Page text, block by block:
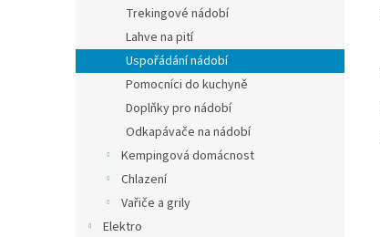
Trekingové nádobí
Lahve na pití
Uspořádání nádobí
Pomocníci do kuchyně
Doplňky pro nádobí
Odkapávače na nádobí
Kempingová domácnost
Chlazení
Vařiče a grily
Elektro